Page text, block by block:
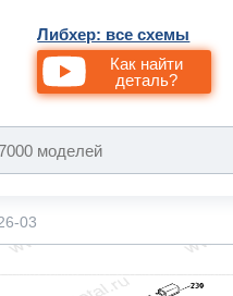
Либхер: все схемы
Как найти
деталь?
03